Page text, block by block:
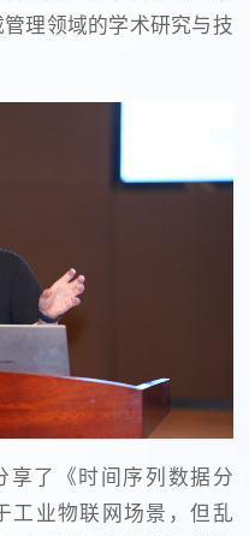
理领域的学术研究与技
享了《时间序列数据分
工业物联网场景，但乱